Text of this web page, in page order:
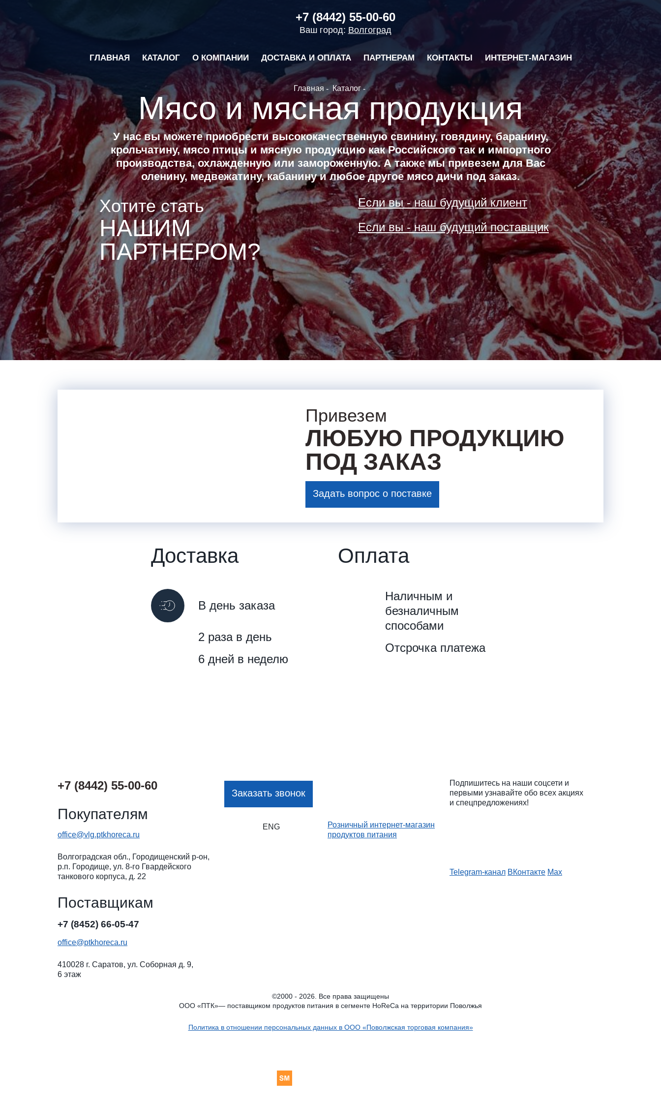
Главная Каталог
Мясо и мясная продукция
У нас вы можете приобрести высококачественную свинину, говядину, баранину,
крольчатину, мясо птицы и мясную продукцию как Российского так и импортного
производства, охлажденную или замороженную. А также мы привезем для Вас
оленину, медвежатину, кабанину и любое другое мясо дичи под заказ.
Хотите стать
НАШИМ
ПАРТНЕРОМ?
Если вы - наш будущий клиент
Если вы - наш будущий поставщик
Привезем
ЛЮБУЮ ПРОДУКЦИЮ
ПОД ЗАКАЗ
Задать вопрос о поставке
Доставка
В день заказа
2 раза в день
6 дней в неделю
Оплата
Наличным и
безналичным
способами
Отсрочка платежа
ГЛАВНАЯ КАТАЛОГ О КОМПАНИИ ДОСТАВКА И ОПЛАТА ПАРТНЕРАМ КОНТАКТЫ ИНТЕРНЕТ-МАГАЗИН
+7 (8442) 55-00-60
Ваш город: Волгоград
+7 (8442) 55-00-60
Покупателям
office@vlg.ptkhoreca.ru
Волгоградская обл., Городищенский р-он,
р.п. Городище, ул. 8-го Гвардейского
танкового корпуса, д. 22
Поставщикам
+7 (8452) 66-05-47
office@ptkhoreca.ru
410028 г. Саратов, ул. Соборная д. 9,
6 этаж
Заказать звонок
ENG
Розничный интернет-магазин
продуктов питания
Подпишитесь на наши соцсети и
первыми узнавайте обо всех акциях
и спецпредложениях!
Telegram-канал ВКонтакте Max
©2000 - 2026. Все права защищены
ООО «ПТК»— поставщиком продуктов питания в сегменте HoReCa на территории Поволжья
Политика в отношении персональных данных в ООО «Поволжская торговая компания»